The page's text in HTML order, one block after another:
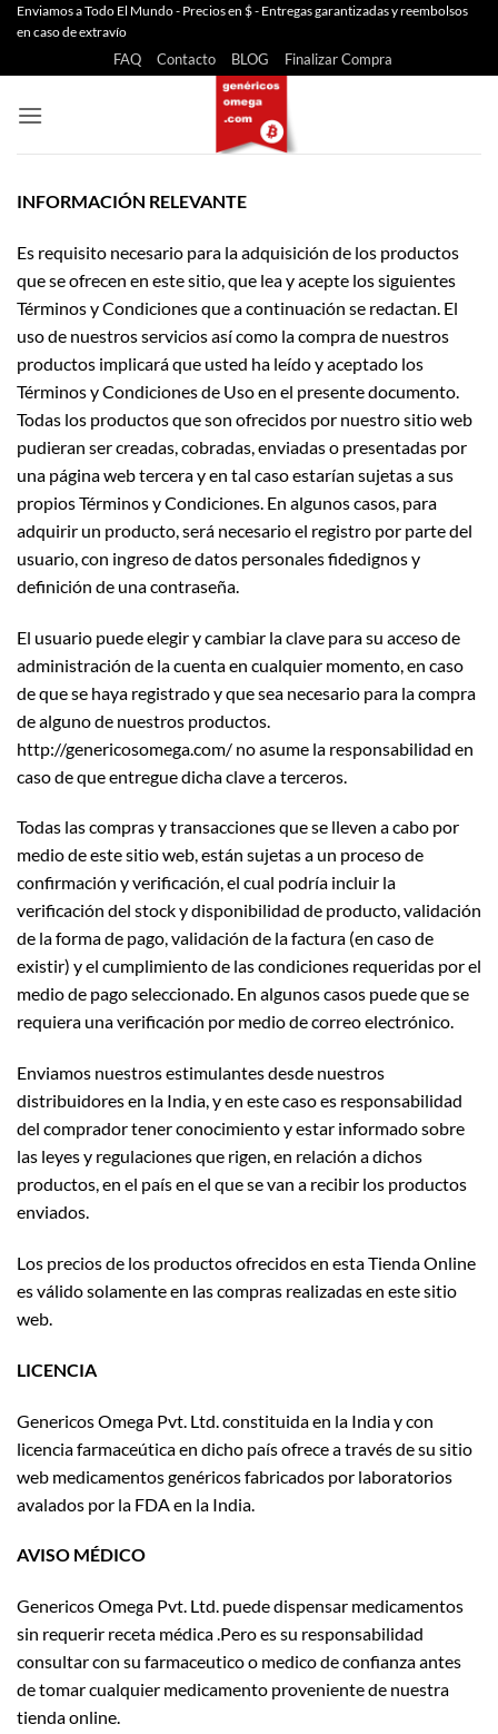
Saltar
Enviamos a Todo El Mundo - Precios en $ - Entregas garantizadas y reembolsos
en caso de extravío
FAQ Contacto BLOG Finalizar Compra
INFORMACIÓN RELEVANTE
Es requisito necesario para la adquisición de los productos
que se ofrecen en este sitio, que lea y acepte los siguientes
Términos y Condiciones que a continuación se redactan. El
uso de nuestros servicios así como la compra de nuestros
productos implicará que usted ha leído y aceptado los
Términos y Condiciones de Uso en el presente documento.
Todas los productos que son ofrecidos por nuestro sitio web
pudieran ser creadas, cobradas, enviadas o presentadas por
una página web tercera y en tal caso estarían sujetas a sus
propios Términos y Condiciones. En algunos casos, para
adquirir un producto, será necesario el registro por parte del
usuario, con ingreso de datos personales fidedignos y
definición de una contraseña.
El usuario puede elegir y cambiar la clave para su acceso de
administración de la cuenta en cualquier momento, en caso
de que se haya registrado y que sea necesario para la compra
de alguno de nuestros productos.
http://genericosomega.com/ no asume la responsabilidad en
caso de que entregue dicha clave a terceros.
Todas las compras y transacciones que se lleven a cabo por
medio de este sitio web, están sujetas a un proceso de
confirmación y verificación, el cual podría incluir la
verificación del stock y disponibilidad de producto, validación
de la forma de pago, validación de la factura (en caso de
existir) y el cumplimiento de las condiciones requeridas por el
medio de pago seleccionado. En algunos casos puede que se
requiera una verificación por medio de correo electrónico.
Enviamos nuestros estimulantes desde nuestros
distribuidores en la India, y en este caso es responsabilidad
del comprador tener conocimiento y estar informado sobre
las leyes y regulaciones que rigen, en relación a dichos
productos, en el país en el que se van a recibir los productos
enviados.
Los precios de los productos ofrecidos en esta Tienda Online
es válido solamente en las compras realizadas en este sitio
web.
LICENCIA
Genericos Omega Pvt. Ltd. constituida en la India y con
licencia farmaceútica en dicho país ofrece a través de su sitio
web medicamentos genéricos fabricados por laboratorios
avalados por la FDA en la India.
AVISO MÉDICO
Genericos Omega Pvt. Ltd. puede dispensar medicamentos
sin requerir receta médica .Pero es su responsabilidad
consultar con su farmaceutico o medico de confianza antes
de tomar cualquier medicamento proveniente de nuestra
tienda online.